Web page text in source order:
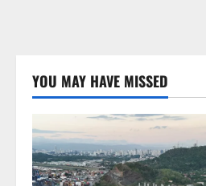
YOU MAY HAVE MISSED